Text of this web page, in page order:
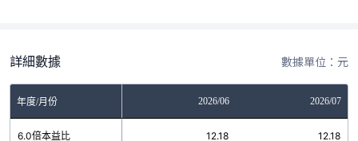
詳細數據 數據單位：元
年度/月份 2026/06 2026/07
6.0倍本益比 12.18 12.18